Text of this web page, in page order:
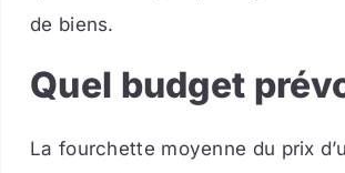
de biens.
Quel budget
La fourchette moyenne du prix